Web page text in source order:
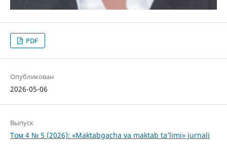
PDF
Опубликован
2026-05-06
Выпуск
Том 4 № 5 (2026): «Maktabgacha va maktab ta’limi» jurnali